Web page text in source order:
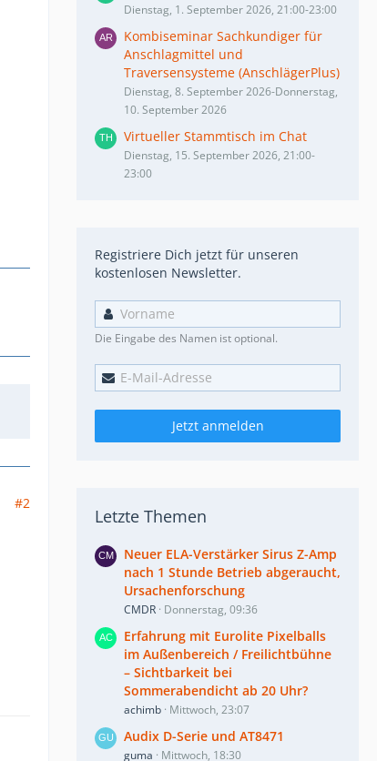
#2
Dienstag, 1. September 2026, 21:00-23:00
Kombiseminar Sachkundiger für
Anschlagmittel und
Traversensysteme (AnschlägerPlus)
Dienstag, 8. September 2026-Donnerstag,
10. September 2026
Virtueller Stammtisch im Chat
Dienstag, 15. September 2026, 21:00-
23:00
Registriere Dich jetzt für unseren
kostenlosen Newsletter.
Die Eingabe des Namen ist optional.
Jetzt anmelden
Letzte Themen
Neuer ELA-Verstärker Sirus Z-Amp
nach 1 Stunde Betrieb abgeraucht,
Ursachenforschung
CMDR Donnerstag, 09:36
Erfahrung mit Eurolite Pixelballs
im Außenbereich / Freilichtbühne
– Sichtbarkeit bei
Sommerabendicht ab 20 Uhr?
achimb Mittwoch, 23:07
Audix D-Serie und AT8471
guma Mittwoch, 18:30